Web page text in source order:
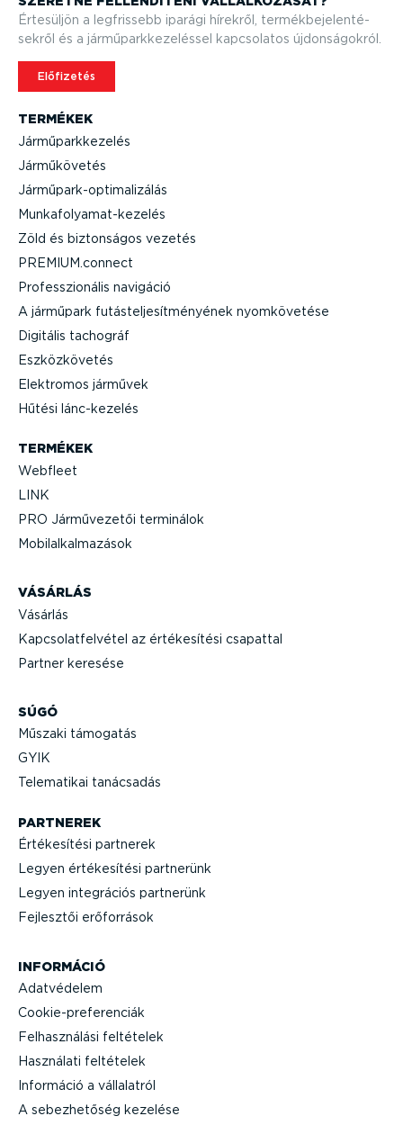
TERMÉKEK
Jármű­park­ke­zelés
Jármű­kö­vetés
Jármű­park-op­ti­ma­li­zálás
Munka­fo­lya­mat-­ke­zelés
Zöld és biztonságos vezetés
PREMIUM.connect
Professzi­o­nális navigáció
A járműpark futás­tel­je­sít­mé­nyének nyomkö­vetése
Digitális tachográf
Eszköz­kö­vetés
Elektromos járművek
Hűtési lánc-­ke­zelés
TERMÉKEK
Webfleet
LINK
PRO Jármű­ve­zetői terminálok
Mobil­al­kal­ma­zások
VÁSÁRLÁS
Vásárlás
Kapcso­lat­fel­vétel az értéke­sítési csapattal
Partner keresése
SÚGÓ
Műszaki támogatás
GYIK
Telematikai tanácsadás
PARTNEREK
Értéke­sítési partnerek
Legyen értéke­sítési partnerünk
Legyen integrációs partnerünk
Fejlesztői erőforrások
INFORMÁCIÓ
Adatvédelem
Cooki­e-p­re­fe­renciák
Felhasz­nálási feltételek
Használati feltételek
Információ a vállalatról
A sebez­he­tőség kezelése
Értesüljön a legfrissebb iparági hírekről, termék­be­je­len­té­
sekről és a jármű­park­ke­ze­léssel kapcsolatos újdon­sá­gokról.
Előfizetés